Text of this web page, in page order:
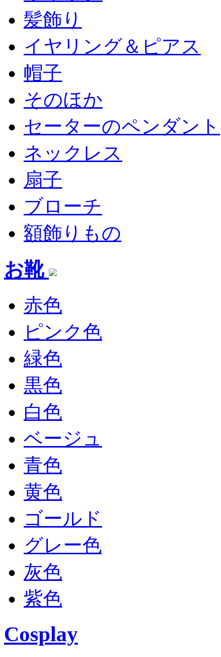
髪飾り
イヤリング＆ピアス
帽子
そのほか
セーターのペンダント
ネックレス
扇子
ブローチ
額飾りもの
お靴
赤色
ピンク色
緑色
黒色
白色
ベージュ
青色
黄色
ゴールド
グレー色
灰色
紫色
Cosplay